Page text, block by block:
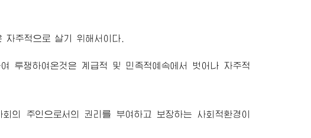
주적으로 살기 위해서이다.
투쟁하여온것은 계급적 및 민족적예속에서 벗어나 자주적
의 주인으로서의 권리를 부여하고 보장하는 사회적환경이